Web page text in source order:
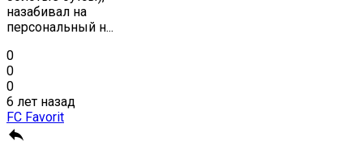
назабивал на
персональный н...
0
0
0
6 лет назад
FC Favorit
